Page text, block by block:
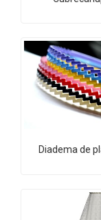
Diadema de